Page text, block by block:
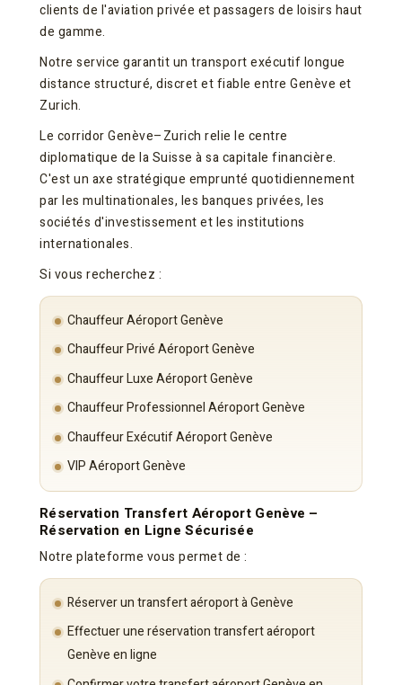
clients de l'aviation privée et passagers de loisirs haut
de gamme.
Notre service garantit un transport exécutif longue
distance structuré, discret et fiable entre Genève et
Zurich.
Le corridor Genève–Zurich relie le centre
diplomatique de la Suisse à sa capitale financière.
C'est un axe stratégique emprunté quotidiennement
par les multinationales, les banques privées, les
sociétés d'investissement et les institutions
internationales.
Si vous recherchez :
Chauffeur Aéroport Genève
Chauffeur Privé Aéroport Genève
Chauffeur Luxe Aéroport Genève
Chauffeur Professionnel Aéroport Genève
Chauffeur Exécutif Aéroport Genève
VIP Aéroport Genève
Réservation Transfert Aéroport Genève –
Réservation en Ligne Sécurisée
Notre plateforme vous permet de :
Réserver un transfert aéroport à Genève
Effectuer une réservation transfert aéroport
Genève en ligne